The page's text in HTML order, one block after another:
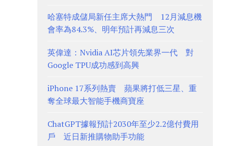
哈塞特成儲局新任主席大熱門 12月減息機
會率為84.3%、明年預計再減息三次
英偉達：Nvidia AI芯片領先業界一代 對
Google TPU成功感到高興
iPhone 17系列熱賣 蘋果將打低三星、重
奪全球最大智能手機商寶座
ChatGPT據報預計2030年至少2.2億付費用
戶 近日新推購物助手功能